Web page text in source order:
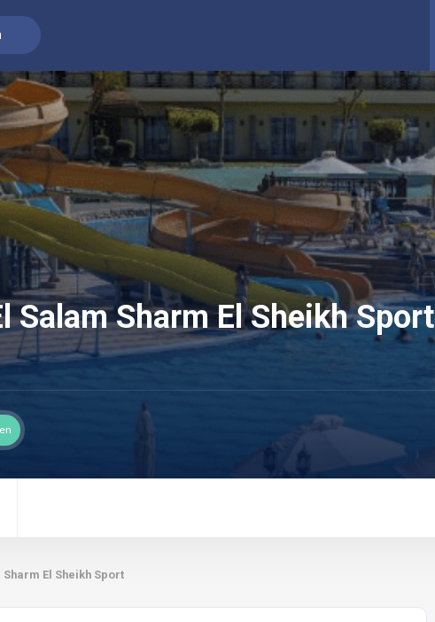
Salam Sharm El Sheikh Sport
El Sheikh Sport